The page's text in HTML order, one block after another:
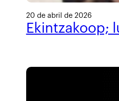
20 de abril de 2026
Ekintzakoop;